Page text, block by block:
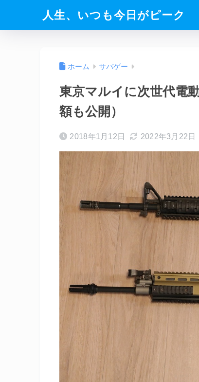
人生、いつも今日がピーク
ホーム サバゲー
東京マルイに次世代電
額も公開）
2018年1月12日 2022年3月22日